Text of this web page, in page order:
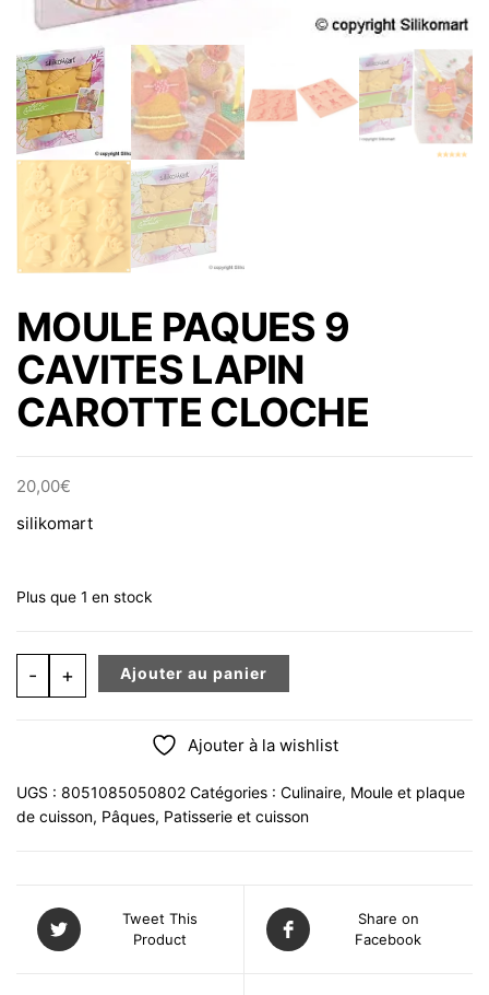
MOULE PAQUES 9
CAVITES LAPIN
CAROTTE CLOCHE
20,00€
silikomart
Plus que 1 en stock
- quantité de MOULE PAQUES 9 CAVITES LAPIN
+ Ajouter au panier
Ajouter à la wishlist
UGS : 8051085050802 Catégories : Culinaire, Moule et plaque
de cuisson, Pâques, Patisserie et cuisson
Tweet This
Product
Share on
Facebook